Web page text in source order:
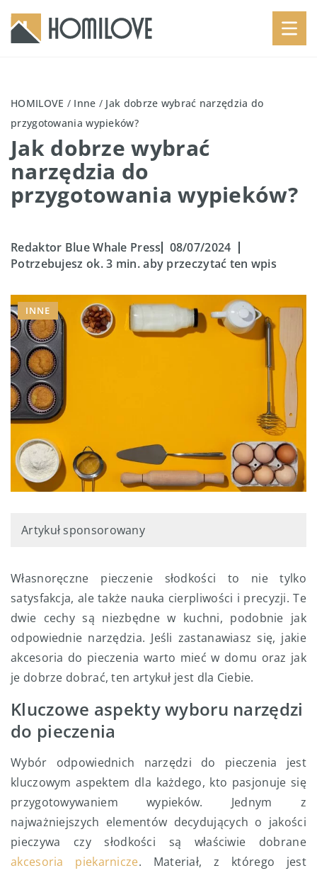
HOMILOVE / Inne / Jak dobrze wybrać narzędzia do
przygotowania wypieków?
Jak dobrze wybrać
narzędzia do
przygotowania wypieków?
Redaktor Blue Whale Press
08/07/2024
Potrzebujesz ok. 3 min. aby przeczytać ten wpis
INNE
Artykuł sponsorowany
Własnoręczne pieczenie słodkości to nie tylko
satysfakcja, ale także nauka cierpliwości i precyzji. Te
dwie cechy są niezbędne w kuchni, podobnie jak
odpowiednie narzędzia. Jeśli zastanawiasz się, jakie
akcesoria do pieczenia warto mieć w domu oraz jak
je dobrze dobrać, ten artykuł jest dla Ciebie.
Kluczowe aspekty wyboru narzędzi
do pieczenia
Wybór odpowiednich narzędzi do pieczenia jest
kluczowym aspektem dla każdego, kto pasjonuje się
przygotowywaniem wypieków. Jednym z
najważniejszych elementów decydujących o jakości
pieczywa czy słodkości są właściwie dobrane
akcesoria piekarnicze. Materiał, z którego jest